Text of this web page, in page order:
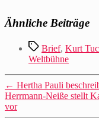
Ähnliche Beiträge
Schlagwörter
Brief, Kurt
Weltbühne
← Hertha Pauli
Herrmann-Neiße stellt
vor